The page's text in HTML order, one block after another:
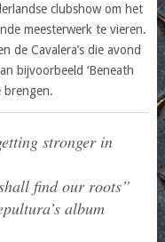
clubshow om het
meesterwerk te vieren.
de Cavalera’s die avond
bijvoorbeeld ‘Beneath
brengen.
stronger in
find our roots”
album